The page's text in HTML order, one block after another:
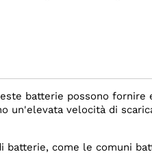
batterie possono
velocità di
come le comuni